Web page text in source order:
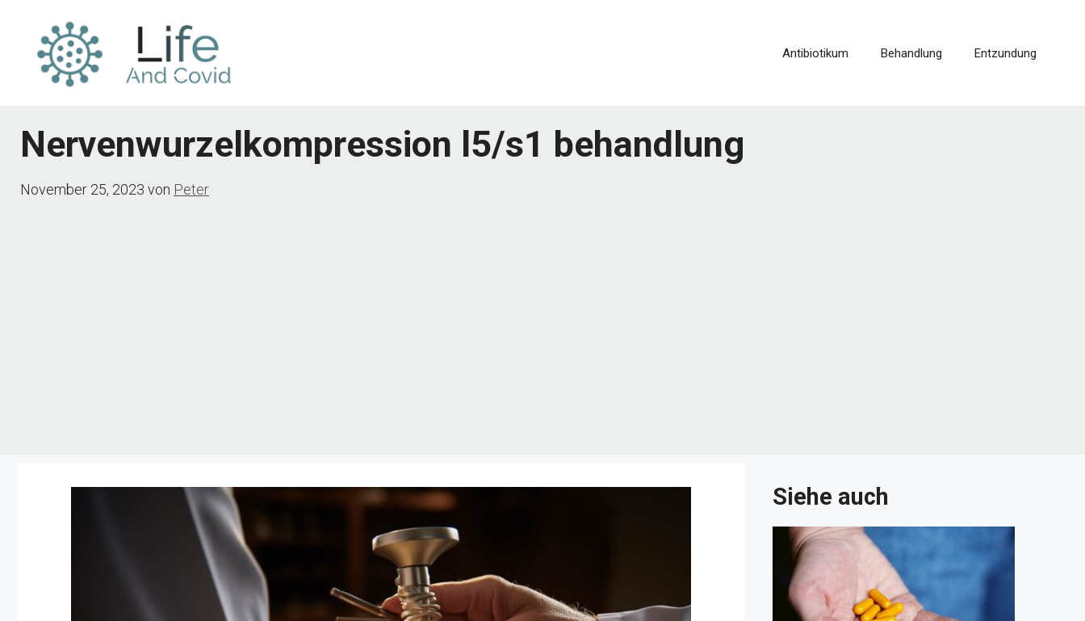
springen
Antibiotikum Behandlung Entzundung
Nervenwurzelkompression l5/s1 behandlung
November 25, 2023 von Peter
Siehe auch